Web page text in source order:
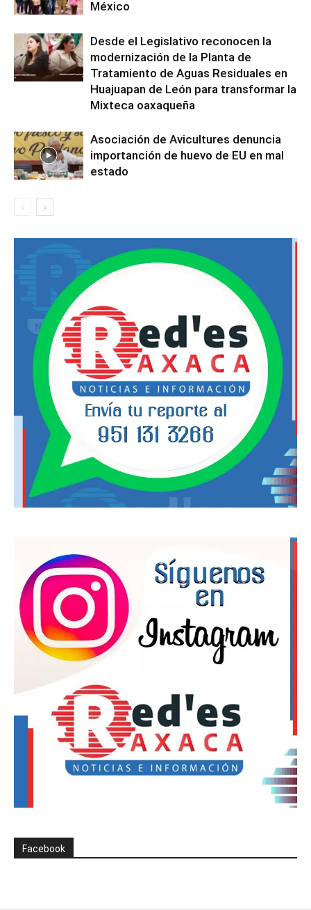
México
Desde el Legislativo reconocen la
modernización de la Planta de
Tratamiento de Aguas Residuales en
Huajuapan de León para transformar la
Mixteca oaxaqueña
Asociación de Avicultures denuncia
importanción de huevo de EU en mal
estado
Facebook